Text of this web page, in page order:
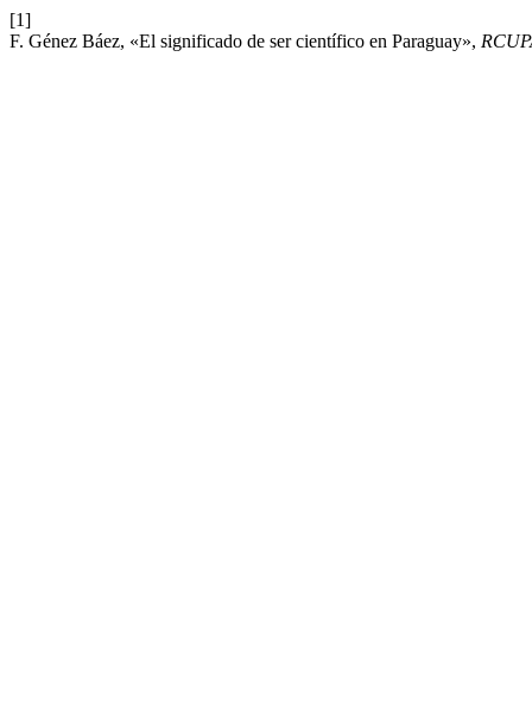
[1]
F. Génez Báez, «El significado de ser científico en Paraguay»,